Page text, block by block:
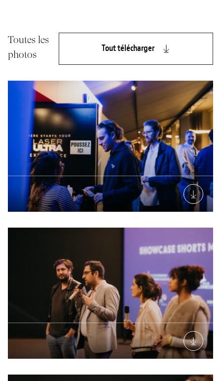
Toutes les
photos
Tout télécharger